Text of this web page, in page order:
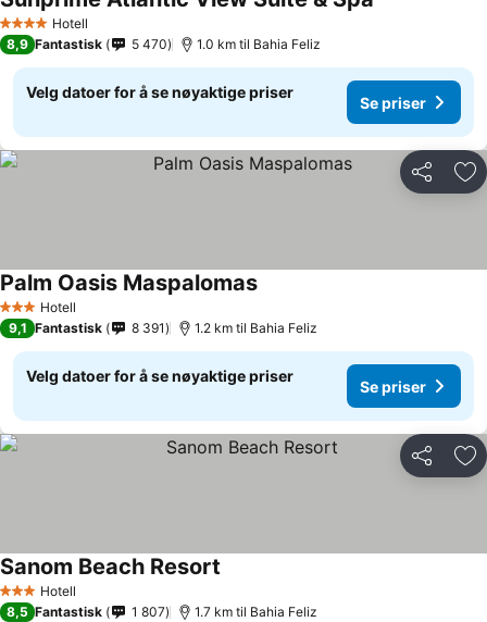
4 StjernerHotell
8,9 Fantastisk 5 470 1.0 km til Bahia Feliz
Velg datoer for å se nøyaktige priser
Se priser
Del
3 StjernerHotell
Palm Oasis MaspalomasSe priser
9,1 Fantastisk 8 391 1.2 km til Bahia Feliz
Velg datoer for å se nøyaktige priser
Se priser
Del
3 StjernerHotell
Sanom Beach Resort
8,5 Fantastisk 1 807 1.7 km til Bahia Feliz